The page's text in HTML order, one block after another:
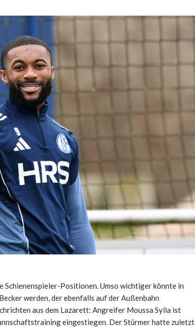
Schienenspieler-Positionen. Umso wichtiger könnte in
werden, der ebenfalls auf der Außenbahn
aus dem Lazarett: Angreifer Moussa Sylla ist
eingestiegen. Der Stürmer hatte zuletzt